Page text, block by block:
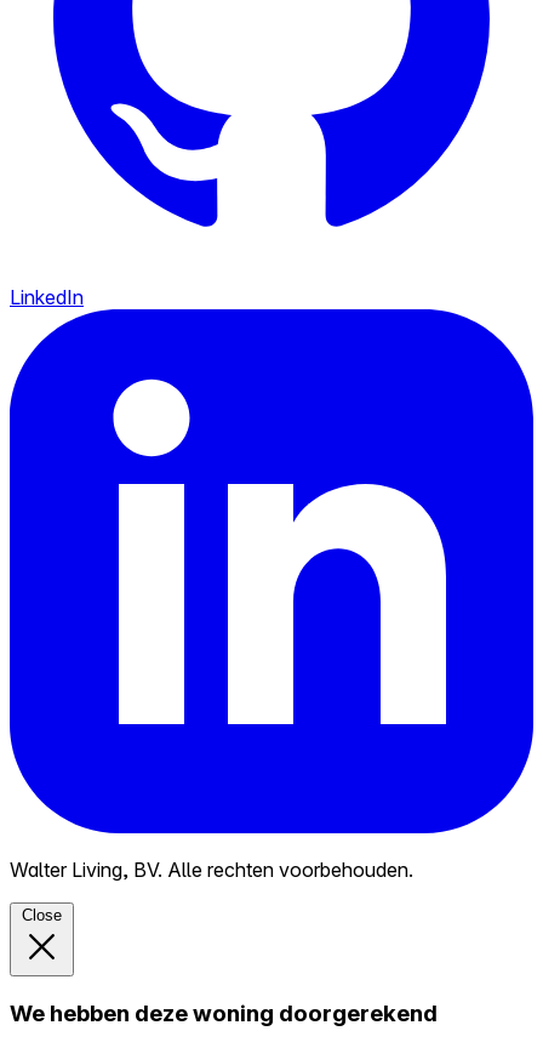
LinkedIn
Walter Living, BV. Alle rechten voorbehouden.
Close
We hebben deze woning doorgerekend